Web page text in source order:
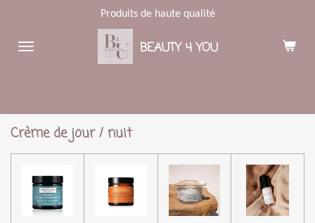
contenu
BEAUTY 4 YOU
Produits de haute qualité
Crème de jour / nuit